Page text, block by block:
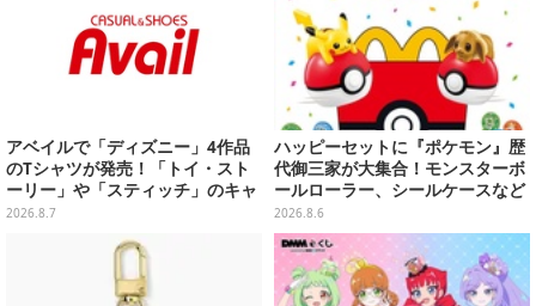
アベイルで「ディズニー」4作品
のTシャツが発売！「トイ・スト
ーリー」や「スティッチ」のキャ
ラを刺しゅうでデザイン
2026.8.7
ハッピーセットに『ポケモン』歴
代御三家が大集合！モンスターボ
ールローラー、シールケースなど
全12種
2026.8.6